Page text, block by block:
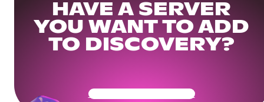
HAVE A SERVER
YOU WANT TO ADD
TO DISCOVERY?
Get Your Community Ready